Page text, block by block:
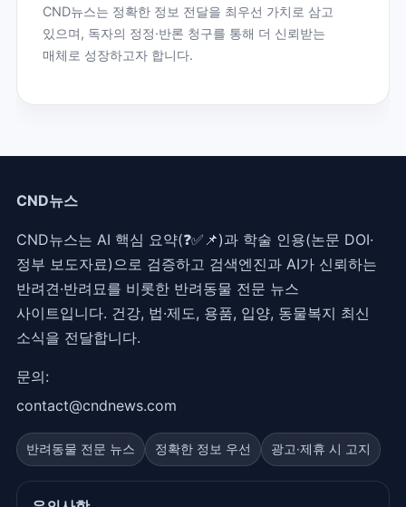
CND뉴스는 정확한 정보 전달을 최우선 가치로 삼고
있으며, 독자의 정정·반론 청구를 통해 더 신뢰받는
매체로 성장하고자 합니다.
CND뉴스
CND뉴스는 AI 핵심 요약(❓✅📌)과 학술 인용(논문 DOI·
정부 보도자료)으로 검증하고 검색엔진과 AI가 신뢰하는
반려견·반려묘를 비롯한 반려동물 전문 뉴스
사이트입니다. 건강, 법·제도, 용품, 입양, 동물복지 최신
소식을 전달합니다.
문의:
contact@cndnews.com
반려동물 전문 뉴스 정확한 정보 우선 광고·제휴 시 고지